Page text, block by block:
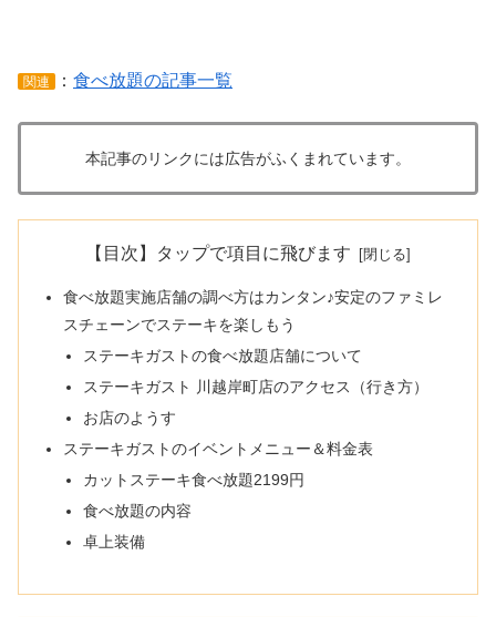
関連 ： 食べ放題の記事一覧
本記事のリンクには広告がふくまれています。
【目次】タップで項目に飛びます
食べ放題実施店舗の調べ方はカンタン♪安定のファミレ
スチェーンでステーキを楽しもう
ステーキガストの食べ放題店舗について
ステーキガスト 川越岸町店のアクセス（行き方）
お店のようす
ステーキガストのイベントメニュー＆料金表
カットステーキ食べ放題2199円
食べ放題の内容
卓上装備